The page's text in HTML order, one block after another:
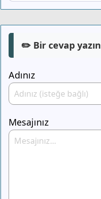
✏️ Bir cevap yazın
Adınız
Mesajınız